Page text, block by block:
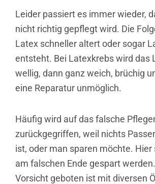
Leider passiert es immer wieder,
nicht richtig gepflegt wird. Die
Latex schneller altert oder sogar
entsteht. Bei Latexkrebs wird das
wellig, dann ganz weich, brüchig
eine Reparatur unmöglich.
Häufig wird auf das falsche
zurückgegriffen, weil nichts
ist, oder man sparen möchte.
am falschen Ende gespart
Vorsicht geboten ist mit diversen